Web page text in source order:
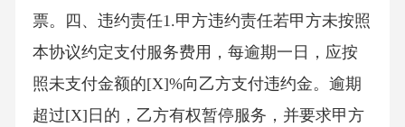
票。四、违约责任1.甲方违约责任若甲方未按照
本协议约定支付服务费用，每逾期一日，应按
照未支付金额的[X]%向乙方支付违约金。逾期
超过[X]日的，乙方有权暂停服务，并要求甲方